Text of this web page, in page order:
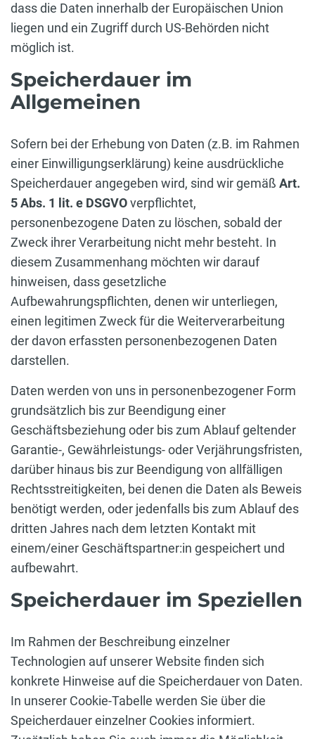
dass die Daten innerhalb der Europäischen Union
liegen und ein Zugriff durch US-Behörden nicht
möglich ist.
Speicherdauer im
Allgemeinen
Sofern bei der Erhebung von Daten (z.B. im Rahmen
einer Einwilligungserklärung) keine ausdrückliche
Speicherdauer angegeben wird, sind wir gemäß Art.
5 Abs. 1 lit. e DSGVOverpflichtet,
personenbezogene Daten zu löschen, sobald der
Zweck ihrer Verarbeitung nicht mehr besteht. In
diesem Zusammenhang möchten wir darauf
hinweisen, dass gesetzliche
Aufbewahrungspflichten, denen wir unterliegen,
einen legitimen Zweck für die Weiterverarbeitung
der davon erfassten personenbezogenen Daten
darstellen.
Daten werden von uns in personenbezogener Form
grundsätzlich bis zur Beendigung einer
Geschäftsbeziehung oder bis zum Ablauf geltender
Garantie-, Gewährleistungs- oder Verjährungsfristen,
darüber hinaus bis zur Beendigung von allfälligen
Rechtsstreitigkeiten, bei denen die Daten als Beweis
benötigt werden, oder jedenfalls bis zum Ablauf des
dritten Jahres nach dem letzten Kontakt mit
einem/einer Geschäftspartner:in gespeichert und
aufbewahrt.
Speicherdauer im Speziellen
Im Rahmen der Beschreibung einzelner
Technologien auf unserer Website finden sich
konkrete Hinweise auf die Speicherdauer von Daten.
In unserer Cookie-Tabelle werden Sie über die
Speicherdauer einzelner Cookies informiert.